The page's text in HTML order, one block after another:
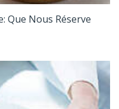
Que Nous Réserve